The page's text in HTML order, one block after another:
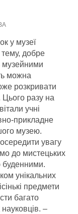
у музеї
добре
музейними
можна
розкривати
Цього разу на
учні
прикладне
музею.
увагу
до мистецьких
буденними.
унікальних
предмети
багато
–